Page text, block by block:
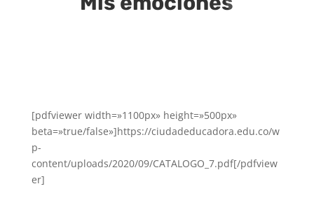
[pdfviewer width=»1100px» height=»500px»
beta=»true/false»]https://ciudadeducadora.edu.co/w
p-
content/uploads/2020/09/CATALOGO_7.pdf[/pdfview
er]